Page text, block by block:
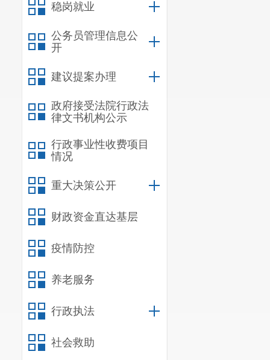
稳岗就业
公务员管理信息公
开
建议提案办理
政府接受法院行政法
律文书机构公示
行政事业性收费项目
情况
重大决策公开
财政资金直达基层
疫情防控
养老服务
行政执法
社会救助